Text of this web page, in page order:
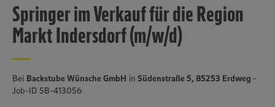
Springer im Verkauf für die Region
Markt Indersdorf (m/w/d)
Bei Backstube Wünsche GmbH in Südenstraße 5, 85253 Erdweg -
Job-ID SB-413056